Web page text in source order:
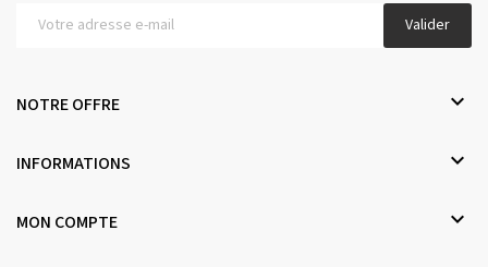
Valider
NOTRE OFFRE 
INFORMATIONS 
MON COMPTE 